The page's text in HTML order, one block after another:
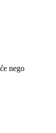
nego